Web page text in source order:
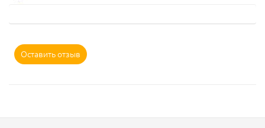
Оставить отзыв